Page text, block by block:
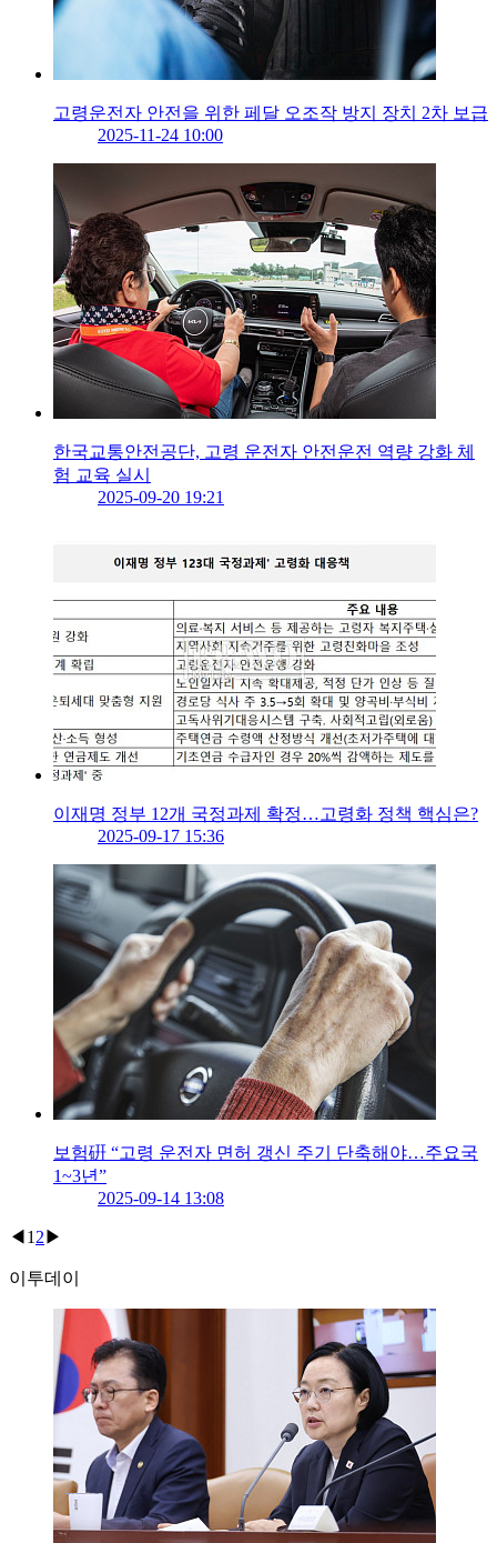
고령운전자 안전을 위한 페달 오조작 방지 장치 2차 보급
2025-11-24 10:00
한국교통안전공단, 고령 운전자 안전운전 역량 강화 체
험 교육 실시
2025-09-20 19:21
이재명 정부 12개 국정과제 확정…고령화 정책 핵심은?
2025-09-17 15:36
보험硏 “고령 운전자 면허 갱신 주기 단축해야…주요국
1~3년”
2025-09-14 13:08
◀ 1 2 ▶
이투데이